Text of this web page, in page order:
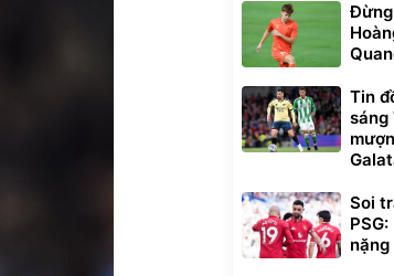
Đừng
Tin
sáng
Soi